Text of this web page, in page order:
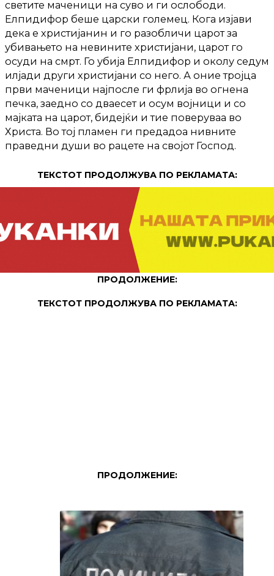
светите маченици на суво и ги ослободи.
Елпидифор беше царски големец. Кога изјави
дека е христијанин и го разобличи царот за
убивањето на невините христијани, царот го
осуди на смрт. Го убија Елпидифор и околу седум
илјади други христијани со него. А оние тројца
први маченици најпосле ги фрлија во огнена
печка, заедно со дваесет и осум војници и со
мајката на царот, бидејќи и тие поверуваа во
Христа. Во тој пламен ги предадоа нивните
праведни души во рацете на својот Господ.
ТЕКСТОТ ПРОДОЛЖУВА ПО РЕКЛАМАТА:
ПРОДОЛЖЕНИЕ:
ТЕКСТОТ ПРОДОЛЖУВА ПО РЕКЛАМАТА:
ПРОДОЛЖЕНИЕ: